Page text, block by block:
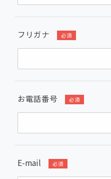
フリガナ 必須
お電話番号 必須
E-mail 必須